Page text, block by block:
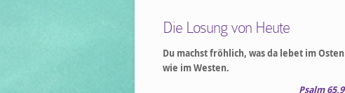
Die Losung von Heute
Du machst fröhlich, was da lebet im Osten
wie im Westen.
Psalm 65,9